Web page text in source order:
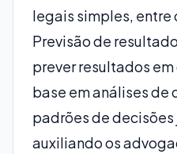
legais simples, entre
Previsão de
prever resultados
base em análises de
padrões de
auxiliando os